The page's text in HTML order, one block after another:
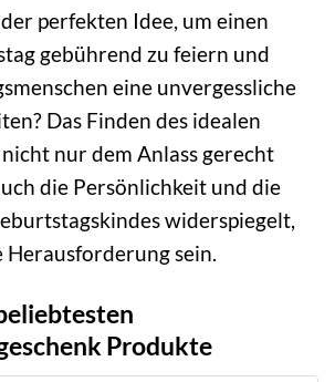
perfekten Idee, um einen
gebührend zu feiern und
eine unvergessliche
Das Finden des idealen
nicht nur dem Anlass gerecht
die Persönlichkeit und die
widerspiegelt,
Herausforderung sein.
Produkte